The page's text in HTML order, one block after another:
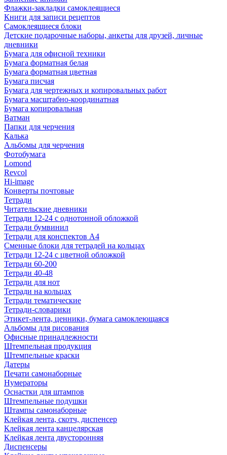
Флажки-закладки самоклеящиеся
Книги для записи рецептов
Самоклеящиеся блоки
Детские подарочные наборы, анкеты для друзей, личные
дневники
Бумага для офисной техники
Бумага форматная белая
Бумага форматная цветная
Бумага писчая
Бумага для чертежных и копировальных работ
Бумага масштабно-координатная
Бумага копировальная
Ватман
Папки для черчения
Калька
Альбомы для черчения
Фотобумага
Lomond
Revcol
Hi-image
Конверты почтовые
Тетради
Читательские дневники
Тетради 12-24 с однотонной обложкой
Тетради бумвинил
Тетради для конспектов А4
Сменные блоки для тетрадей на кольцах
Тетради 12-24 с цветной обложкой
Тетради 60-200
Тетради 40-48
Тетради для нот
Тетради на кольцах
Тетради тематические
Тетради-словарики
Этикет-лента, ценники, бумага самоклеющаяся
Альбомы для рисования
Офисные принадлежности
Штемпельная продукция
Штемпельные краски
Датеры
Печати самонаборные
Нумераторы
Оснастки для штампов
Штемпельные подушки
Штампы самонаборные
Клейкая лента, скотч, диспенсер
Клейкая лента канцелярская
Клейкая лента двусторонняя
Диспенсеры